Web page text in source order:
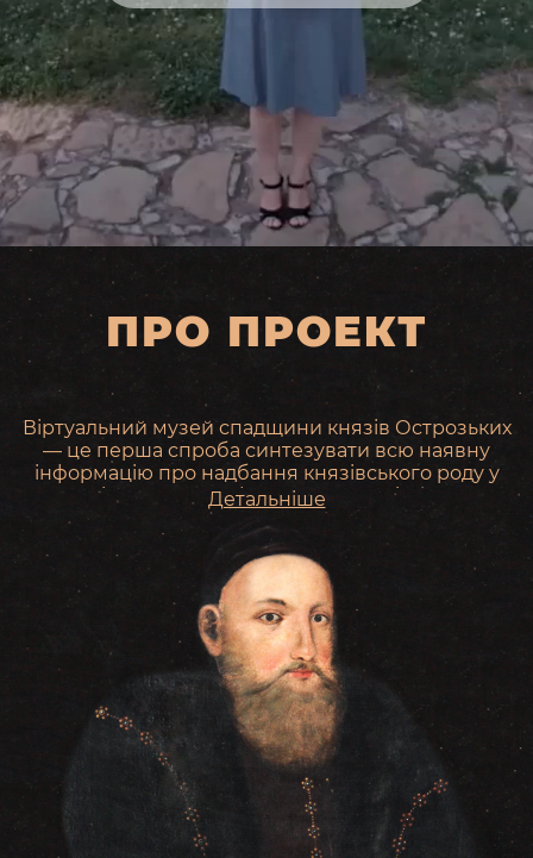
ПРО ПРОЕКТ
Віртуальний музей спадщини князів Острозьких
— це перша спроба синтезувати всю наявну
інформацію про надбання князівського роду у
вигляді онлайн платформи для дослідження та
популяризації спільної історії.
Детальніше